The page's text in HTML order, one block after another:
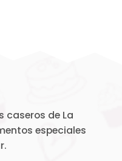
caseros de La
especiales